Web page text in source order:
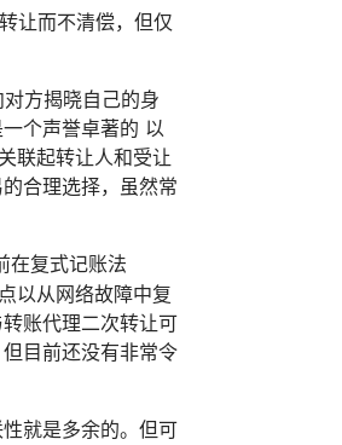
让而不清偿，但仅
方揭晓自己的身
个声誉卓著的 以
联起转让人和受让
合理选择，虽然常
在复式记账法
以从网络故障中复
账代理二次转让可
目前还没有非常令
就是多余的。但可